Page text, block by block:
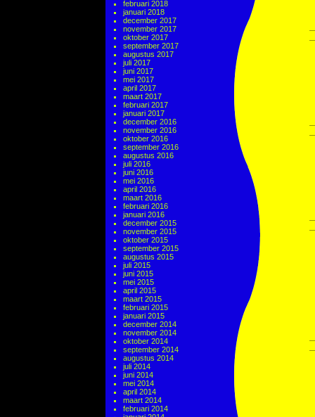
februari 2018
januari 2018
december 2017
november 2017
oktober 2017
september 2017
augustus 2017
juli 2017
juni 2017
mei 2017
april 2017
maart 2017
februari 2017
januari 2017
december 2016
november 2016
oktober 2016
september 2016
augustus 2016
juli 2016
juni 2016
mei 2016
april 2016
maart 2016
februari 2016
januari 2016
december 2015
november 2015
oktober 2015
september 2015
augustus 2015
juli 2015
juni 2015
mei 2015
april 2015
maart 2015
februari 2015
januari 2015
december 2014
november 2014
oktober 2014
september 2014
augustus 2014
juli 2014
juni 2014
mei 2014
april 2014
maart 2014
februari 2014